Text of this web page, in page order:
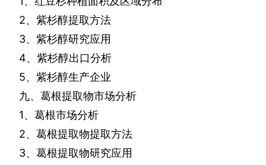
2、紫杉醇提取方法
3、紫杉醇研究应用
4、紫杉醇出口分析
5、紫杉醇生产企业
九、葛根提取物市场分析
1、葛根市场分析
2、葛根提取物提取方法
3、葛根提取物研究应用